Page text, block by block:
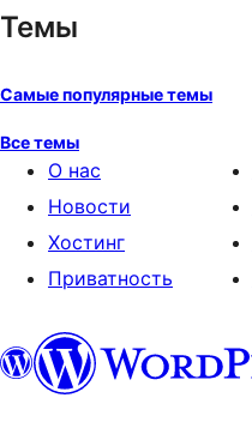
Темы
Самые популярные темы
Все темы
О нас
Новости
Хостинг
Приватность